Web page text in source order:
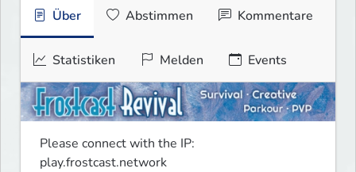
Über Abstimmen Kommentare
Statistiken Melden Events
Please connect with the IP:
play.frostcast.network